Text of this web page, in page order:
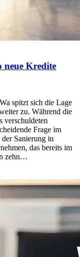
Kredite
spitzt sich die Lage
zu. Während die
verschuldeten
Frage im
Sanierung in
das bereits im
zehn…